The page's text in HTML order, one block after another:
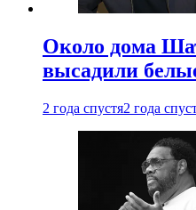
Около дома
высадили
2 года спустя2 года